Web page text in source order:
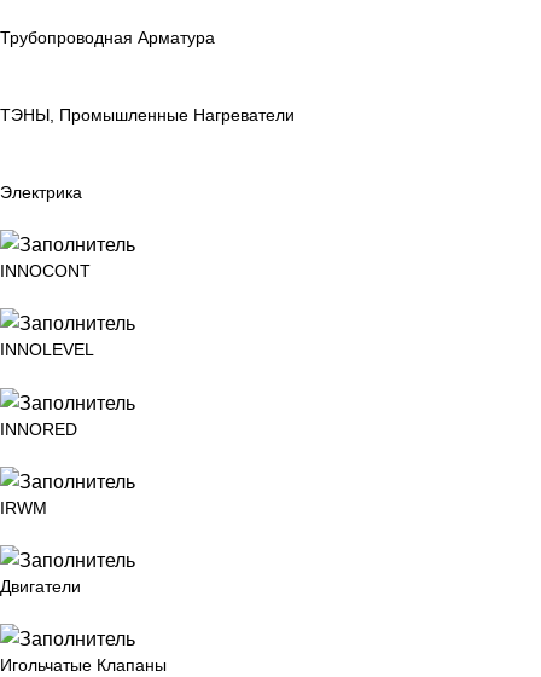
Трубопроводная Арматура
ТЭНЫ, Промышленные Нагреватели
Электрика
INNOCONT
INNOLEVEL
INNORED
IRWM
Двигатели
Игольчатые Клапаны